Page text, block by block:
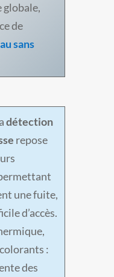
globale,
de
sans
détection
repose
une fuite,
d’accès.
:
des